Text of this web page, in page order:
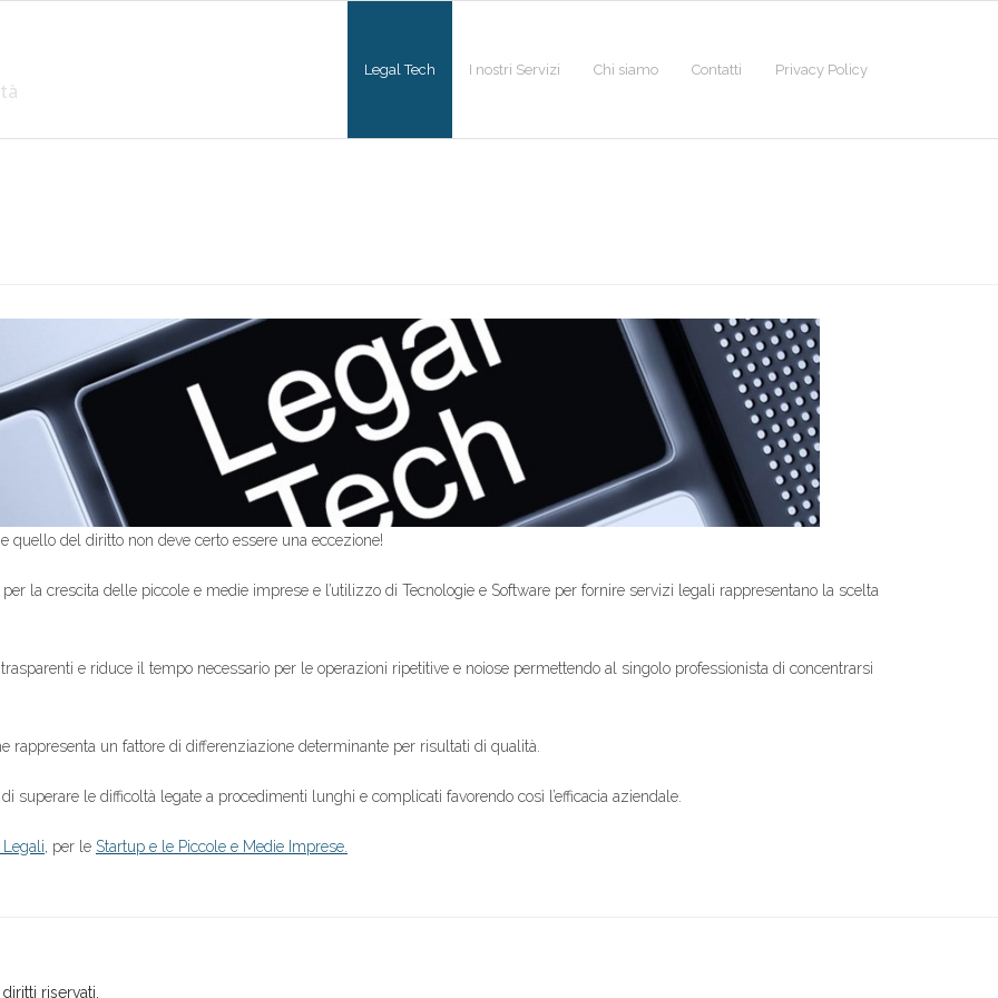
Legal Tech I nostri Servizi Chi siamo Contatti Privacy Policy
del diritto non deve certo essere una eccezione!
la crescita delle piccole e medie imprese e l’utilizzo di Tecnologie e Software per fornire servizi legali rappresentano la scelta
e riduce il tempo necessario per le operazioni ripetitive e noiose permettendo al singolo professionista di concentrarsi
rappresenta un fattore di differenziazione determinante per risultati di qualità.
superare le difficoltà legate a procedimenti lunghi e complicati favorendo così l’efficacia aziendale.
Legali , per le Startup e le Piccole e Medie Imprese.
diritti riservati.